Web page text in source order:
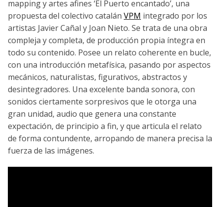
mapping y artes afines ‘El Puerto encantado’, una
propuesta del colectivo catalán VPM integrado por los
artistas Javier Cañal y Joan Nieto. Se trata de una obra
compleja y completa, de producción propia íntegra en
todo su contenido. Posee un relato coherente en bucle,
con una introducción metafísica, pasando por aspectos
mecánicos, naturalistas, figurativos, abstractos y
desintegradores. Una excelente banda sonora, con
sonidos ciertamente sorpresivos que le otorga una
gran unidad, audio que genera una constante
expectación, de principio a fin, y que articula el relato
de forma contundente, arropando de manera precisa la
fuerza de las imágenes.